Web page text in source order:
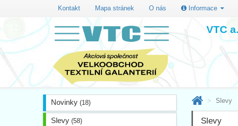
Kontakt Mapa stránek O nás Informace
VTC
Novinky (18)
Slevy (58)
Slevy
Slevy